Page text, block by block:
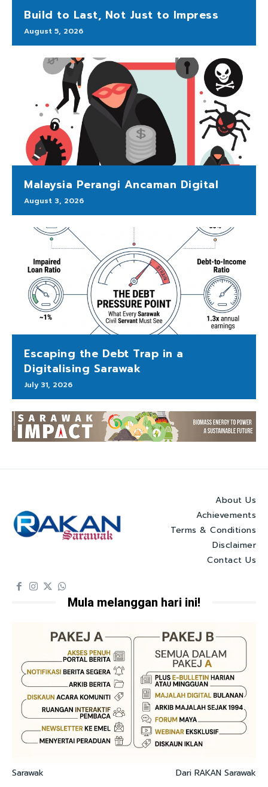
Build to Last, Not Just to Impress
August 5, 2026
Malaysia Perangi Ancaman Digital
August 3, 2026
Escaping the Debt Trap in a
Digitalising Sarawak
July 31, 2026
About Us
Achievements
Terms & Conditions
Disclaimer
Contact Us
Mula melanggan hari ini!
Sarawak
Dari RAKAN Sarawak